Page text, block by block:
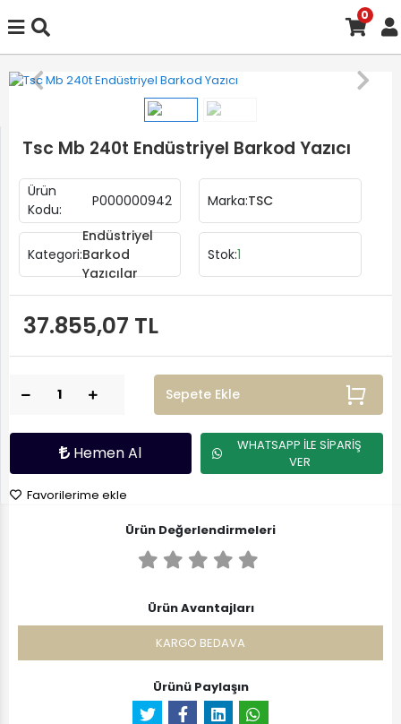
0
Tsc Mb 240t Endüstriyel Barkod Yazıcı
Ürün
Kodu:
P000000942 Marka:TSC
Kategori:
Endüstriyel
Barkod
Yazıcılar
Stok:1
37.855,07 TL
Sepete Ekle
Hemen Al
WHATSAPP İLE SİPARİŞ
VER
Favorilerime ekle
Ürün Değerlendirmeleri
Ürün Avantajları
KARGO BEDAVA
Ürünü Paylaşın